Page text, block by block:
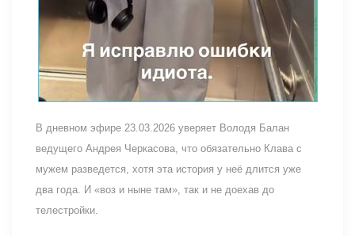
В дневном эфире 23.03.2026 уверяет Володя Балан
ведущего Андрея Черкасова, что обязательно Клава с
мужем разведется, хотя эта история у неё длится уже
два года. И «воз и ныне там», так и не доехав до
телестройки.